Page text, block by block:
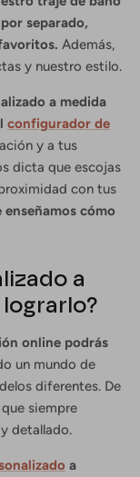
separado,
Además,
y nuestro estilo.
a medida
configurador de
y a tus
dicta que escojas
con tus
cómo
a
online podrás
un mundo de
diferentes. De
siempre
detallado.
a